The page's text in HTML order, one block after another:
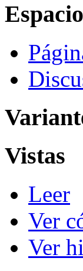
Vistas
Leer
Ver
Ver